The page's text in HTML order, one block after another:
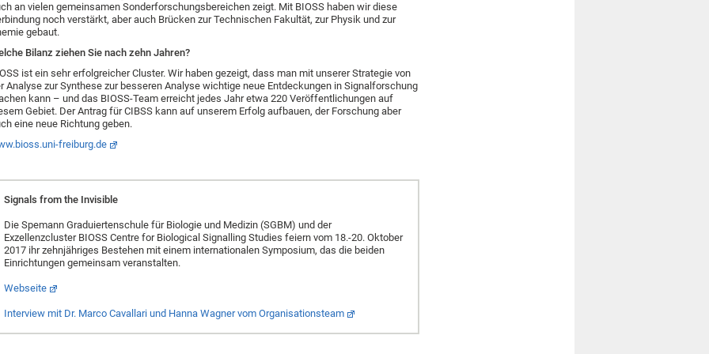
an vielen gemeinsamen Sonderforschungsbereichen zeigt. Mit BIOSS haben wir diese
noch verstärkt, aber auch Brücken zur Technischen Fakultät, zur Physik und zur
gebaut.
Bilanz ziehen Sie nach zehn Jahren?
ist ein sehr erfolgreicher Cluster. Wir haben gezeigt, dass man mit unserer Strategie von
Analyse zur Synthese zur besseren Analyse wichtige neue Entdeckungen in Signalforschung
kann – und das BIOSS-Team erreicht jedes Jahr etwa 220 Veröffentlichungen auf
Gebiet. Der Antrag für CIBSS kann auf unserem Erfolg aufbauen, der Forschung aber
eine neue Richtung geben.
freiburg.de
Signals from the Invisible
Die Spemann Graduiertenschule für Biologie und Medizin (SGBM) und der
Exzellenzcluster BIOSS Centre for Biological Signalling Studies feiern vom 18.-20. Oktober
2017 ihr zehnjähriges Bestehen mit einem internationalen Symposium, das die beiden
Einrichtungen gemeinsam veranstalten.
Webseite
Interview mit Dr. Marco Cavallari und Hanna Wagner vom Organisationsteam